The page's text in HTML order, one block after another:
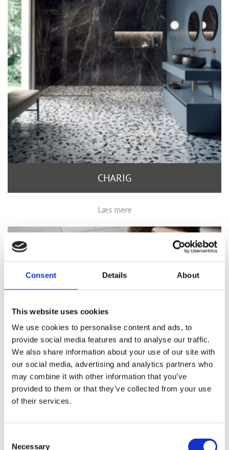
Consent Details About
This website uses cookies
We use cookies to personalise content and ads, to
provide social media features and to analyse our traffic.
We also share information about your use of our site with
our social media, advertising and analytics partners who
may combine it with other information that you’ve
provided to them or that they’ve collected from your use
of their services.
Necessary
CHARIG
Læs mere